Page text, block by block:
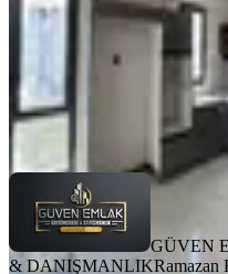
GÜVEN EMLAK
DANIŞMANLIK
Ramazan
GÜVEN
& DANIŞMANLIK